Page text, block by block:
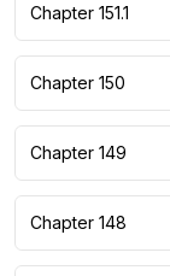
Chapter 151.1
Chapter 150
Chapter 149
Chapter 148